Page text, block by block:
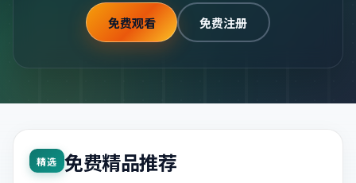
免费观看 免费注册
精选 免费精品推荐